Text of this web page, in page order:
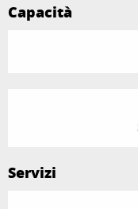
Capacità
Servizi